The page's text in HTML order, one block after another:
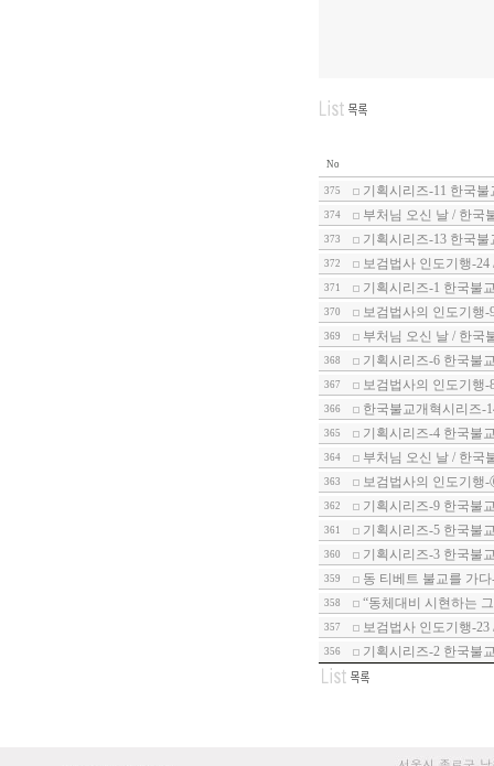
No
375 기획시리즈-11 한국
374 부처님 오신 날 / 한국
373 기획시리즈-13 한국
372 보검법사 인도기행-
371 기획시리즈-1 한국불
370 보검법사의 인도기행
369 부처님 오신 날 / 한국
368 기획시리즈-6 한국불
367 보검법사의 인도기행
366 한국불교개혁시리즈-
365 기획시리즈-4 한국불
364 부처님 오신 날 / 한국
363 보검법사의 인도기행
362 기획시리즈-9 한국불
361 기획시리즈-5 한국불
360 기획시리즈-3 한국불
359 동 티베트 불교를 가
358 “동체대비 시현하는
357 보검법사 인도기행-
356 기획시리즈-2 한국불